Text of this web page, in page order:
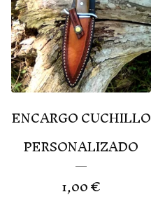
ENCARGO CUCHILLO
PERSONALIZADO
1,00€